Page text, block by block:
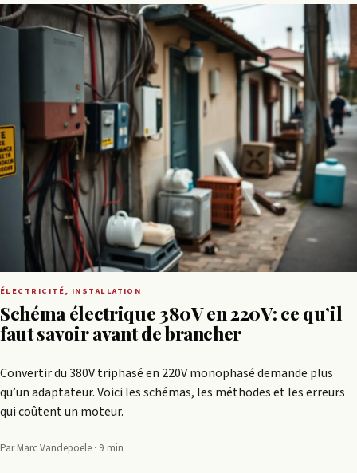
ÉLECTRICITÉ, INSTALLATION
Schéma électrique 380V en 220V: ce qu’il
faut savoir avant de brancher
Convertir du 380V triphasé en 220V monophasé demande plus
qu’un adaptateur. Voici les schémas, les méthodes et les erreurs
qui coûtent un moteur.
Par Marc Vandepoele · 9 min